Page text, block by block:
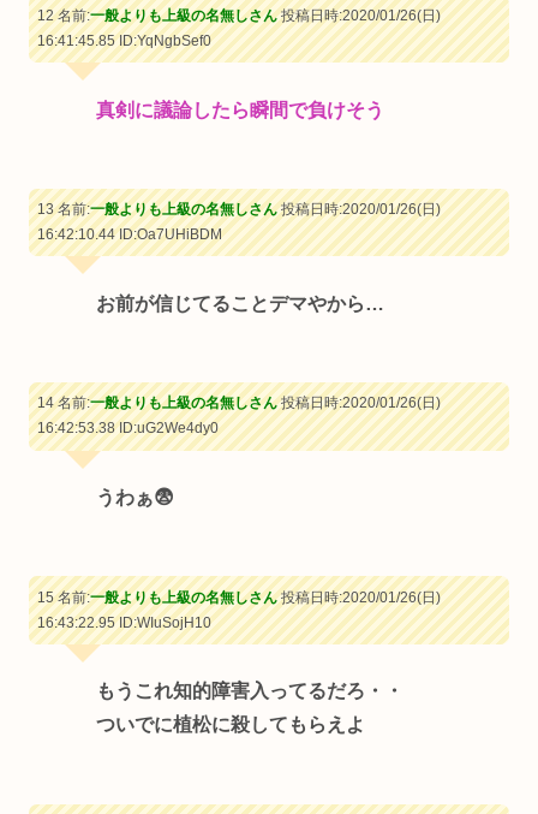
12 名前:一般よりも上級の名無しさん投稿日時:2020/01/26(日)
16:41:45.85ID:YqNgbSef0
真剣に議論したら瞬間で負けそう
13 名前:一般よりも上級の名無しさん投稿日時:2020/01/26(日)
16:42:10.44ID:Oa7UHiBDM
お前が信じてることデマやから…
14 名前:一般よりも上級の名無しさん投稿日時:2020/01/26(日)
16:42:53.38ID:uG2We4dy0
うわぁ😨
15 名前:一般よりも上級の名無しさん投稿日時:2020/01/26(日)
16:43:22.95ID:WIuSojH10
もうこれ知的障害入ってるだろ・・
ついでに植松に殺してもらえよ